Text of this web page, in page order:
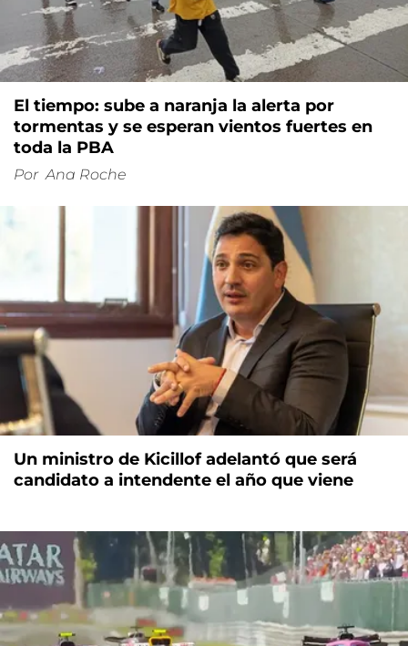
El tiempo: sube a naranja la alerta por
tormentas y se esperan vientos fuertes en
toda la PBA
Por Ana Roche
Un ministro de Kicillof adelantó que será
candidato a intendente el año que viene